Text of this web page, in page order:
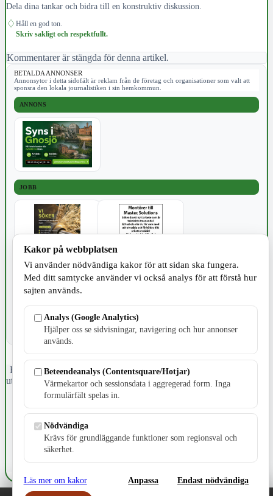
Dela dina tankar och bidra till en konstruktiv diskussion.
♢ Håll en god ton.
Skriv sakligt och respektfullt.
Kommentarer är stängda för denna artikel.
BETALDA ANNONSER
Annonsytor i detta sidofält är reklam från de företag och organisationer som valt att
sponsra den lokala journalistiken i sin hemkommun.
ANNONS
JOBB
SPORT
Fristående webbtidningsföretag grundat 1991 som sedan 2002 ger
ut tidningen Skillingaryd.nu och 2010 lanserades Värnamo.nu. Från
april 2026 omfattar Skillingaryd.nu tre kommuner: Gnosjö,
Värnamo och Vaggeryds kommun.
E-post: redaktionen@skillingaryd.nu
Postadress: Gisslaköp 1, 568 92 Skillingaryd
Kakinställningar
Kakor på webbplatsen
Vi använder nödvändiga kakor för att sidan ska fungera.
Med ditt samtycke använder vi också analys för att förstå hur
sajten används.
Analys (Google Analytics)
Hjälper oss se sidvisningar, navigering och hur annonser
används.
Beteendeanalys (Contentsquare/Hotjar)
Värmekartor och sessionsdata i aggregerad form. Inga
formulärfält spelas in.
Nödvändiga
Krävs för grundläggande funktioner som regionsval och
säkerhet.
Läs mer om kakor Anpassa Endast nödvändiga